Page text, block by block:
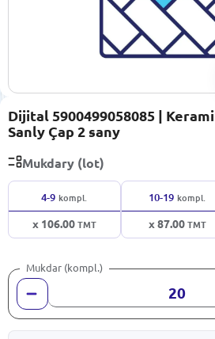
Dijital 5900499058085 |
Sanly Çap 2 sany
Mukdary (lot)
4-9 kompl.
x 106.00TMT
10-19 kompl.
x 87.00TMT
Mukdar (kompl.)